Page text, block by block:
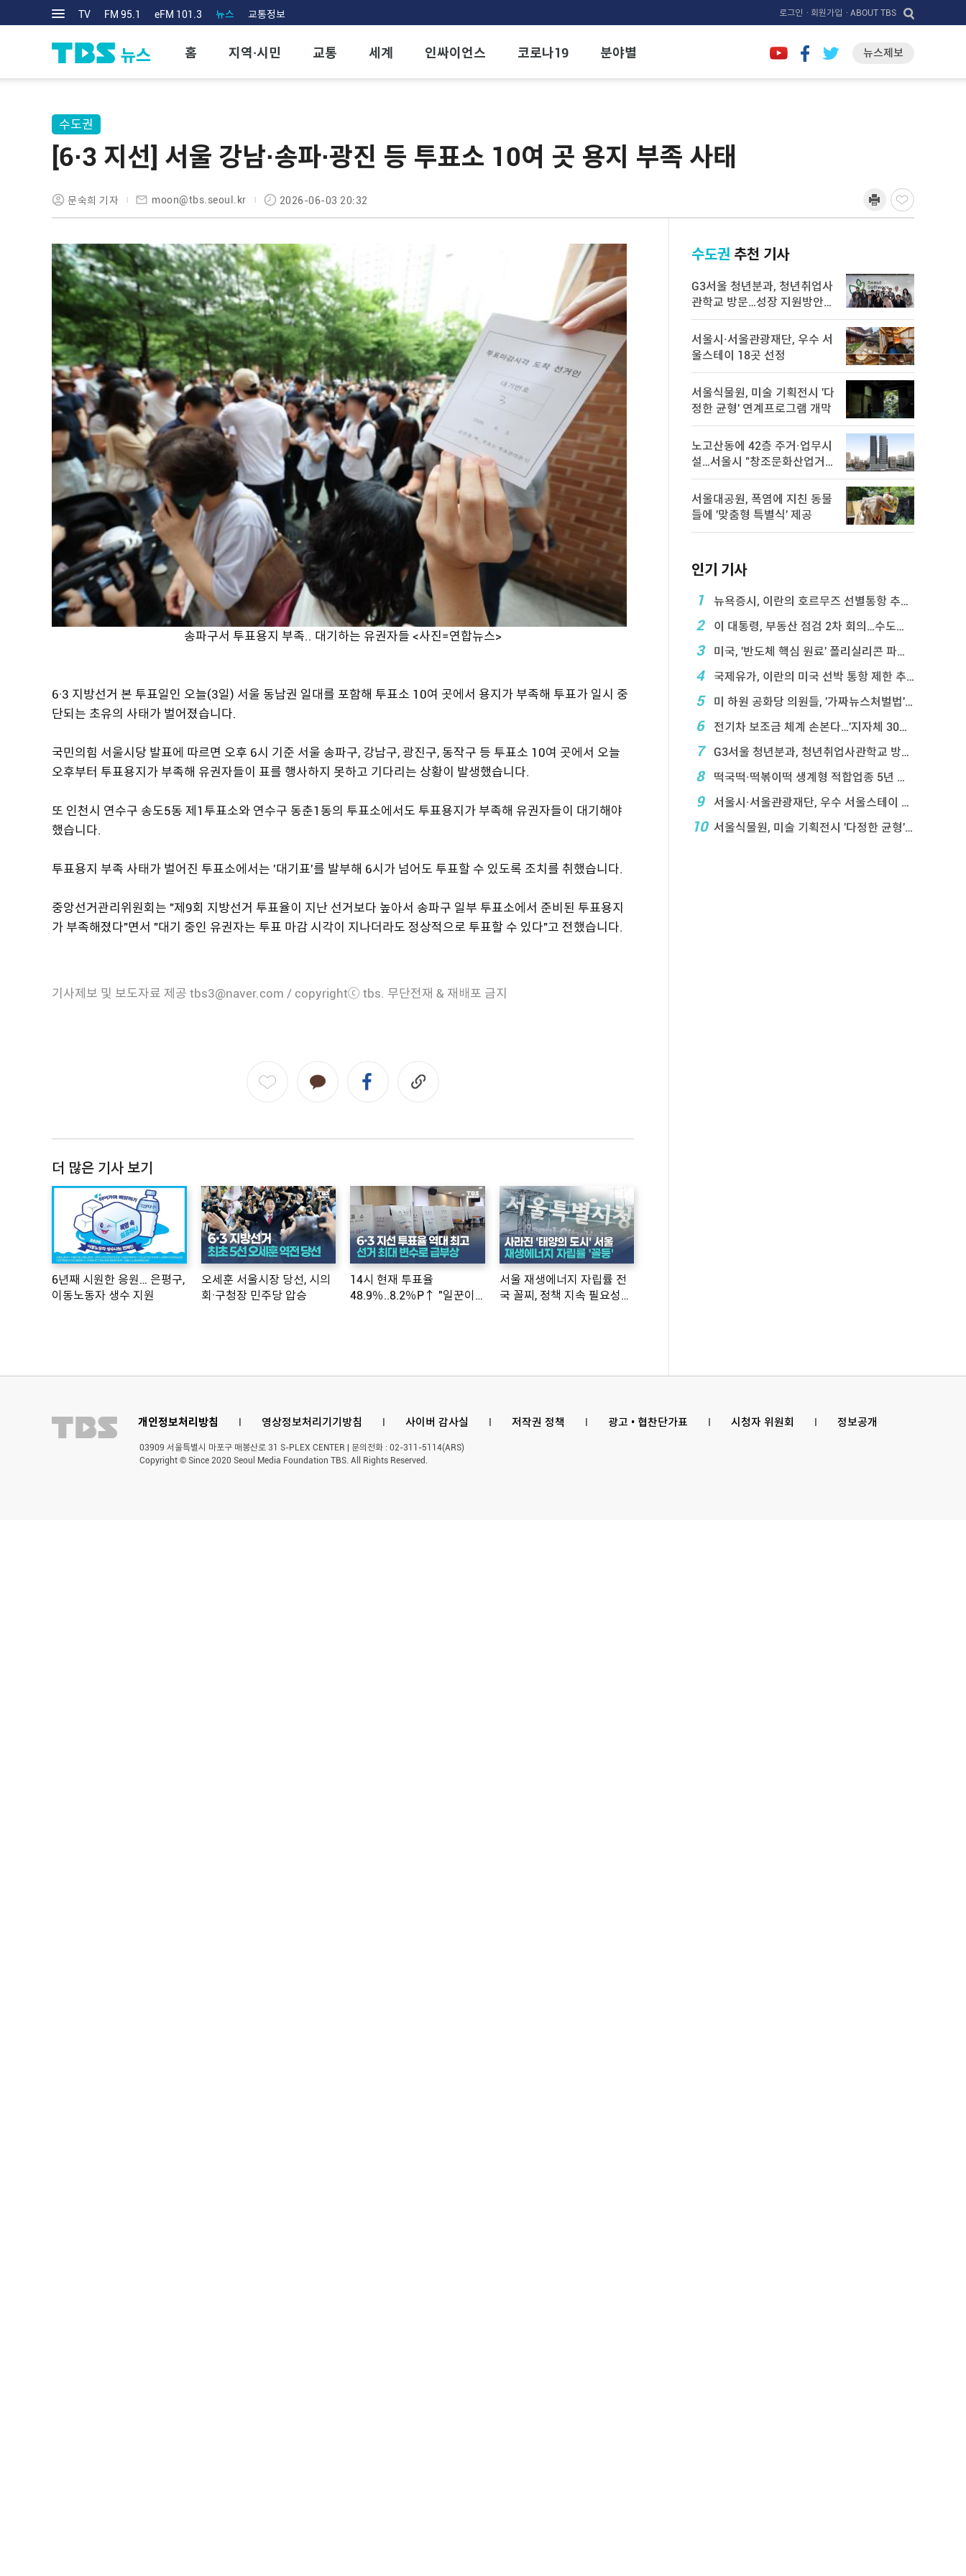
TV FM 95.1 eFM 101.3 뉴스 교통정보 로그인 · 회원가입 · ABOUT TBS
홈 지역·시민 교통 세계 인싸이언스 코로나19 분야별 뉴스제보
수도권
[6·3 지선] 서울 강남·송파·광진 등 투표소 10여 곳 용지 부족 사태
문숙희 기자 moon@tbs.seoul.kr 2026-06-03 20:32
송파구서 투표용지 부족.. 대기하는 유권자들 <사진=연합뉴스>
6·3 지방선거 본 투표일인 오늘(3일) 서울 동남권 일대를 포함해 투표소 10여 곳에서 용지가 부족해 투표가 일시 중
단되는 초유의 사태가 벌어졌습니다.
국민의힘 서울시당 발표에 따르면 오후 6시 기준 서울 송파구, 강남구, 광진구, 동작구 등 투표소 10여 곳에서 오늘
오후부터 투표용지가 부족해 유권자들이 표를 행사하지 못하고 기다리는 상황이 발생했습니다.
또 인천시 연수구 송도5동 제1투표소와 연수구 동춘1동의 투표소에서도 투표용지가 부족해 유권자들이 대기해야
했습니다.
투표용지 부족 사태가 벌어진 투표소에서는 '대기표'를 발부해 6시가 넘어도 투표할 수 있도록 조치를 취했습니다.
중앙선거관리위원회는 "제9회 지방선거 투표율이 지난 선거보다 높아서 송파구 일부 투표소에서 준비된 투표용지
가 부족해졌다"면서 "대기 중인 유권자는 투표 마감 시각이 지나더라도 정상적으로 투표할 수 있다"고 전했습니다.
기사제보 및 보도자료 제공 tbs3@naver.com / copyrightⓒ tbs. 무단전재 & 재배포 금지
더 많은 기사 보기
6년째 시원한 응원… 은평구,
이동노동자 생수 지원
오세훈 서울시장 당선, 시의
회·구청장 민주당 압승
14시 현재 투표율
48.9％..8.2％P↑ "일꾼이
서울 재생에너지 자립률 전
국 꼴찌, 정책 지속 필요성
수도권 추천 기사
G3서울 청년분과, 청년취업사
관학교 방문…성장 지원방안
논의
서울시·서울관광재단, 우수 서
울스테이 18곳 선정
서울식물원, 미술 기획전시 '다
정한 균형' 연계프로그램 개막
노고산동에 42층 주거·업무시
설…서울시 "창조문화산업거
점 육성"
서울대공원, 폭염에 지친 동물
들에 '맞춤형 특별식' 제공
인기 기사
1
뉴욕증시, 이란의 호르무즈 선별통항 추진에 하락
2 이 대통령, 부동산 점검 2차 회의…수도권 공급대책 ...
3 미국, '반도체 핵심 원료' 폴리실리콘 파생상품에 ...
4 국제유가, 이란의 미국 선박 통항 제한 추진에 상승
5 미 하원 공화당 의원들, '가짜뉴스처벌법' 항의 서한
6 전기차 보조금 체계 손본다…'지자체 30％ 매칭' ...
7 G3서울 청년분과, 청년취업사관학교 방문…성장 지원 ...
8 떡국떡·떡볶이떡 생계형 적합업종 5년 연장…대기업 ...
9 서울시·서울관광재단, 우수 서울스테이 18곳 선정
10 서울식물원, 미술 기획전시 '다정한 균형' 연계프로 ...
개인정보처리방침 l 영상정보처리기기방침 l 사이버 감사실 l 저작권 정책 l 광고 • 협찬단가표 l 시청자 위원회 l 정보공개
03909 서울특별시 마포구 매봉산로 31 S-PLEX CENTER | 문의전화 : 02-311-5114(ARS)
Copyright © Since 2020 Seoul Media Foundation TBS. All Rights Reserved.